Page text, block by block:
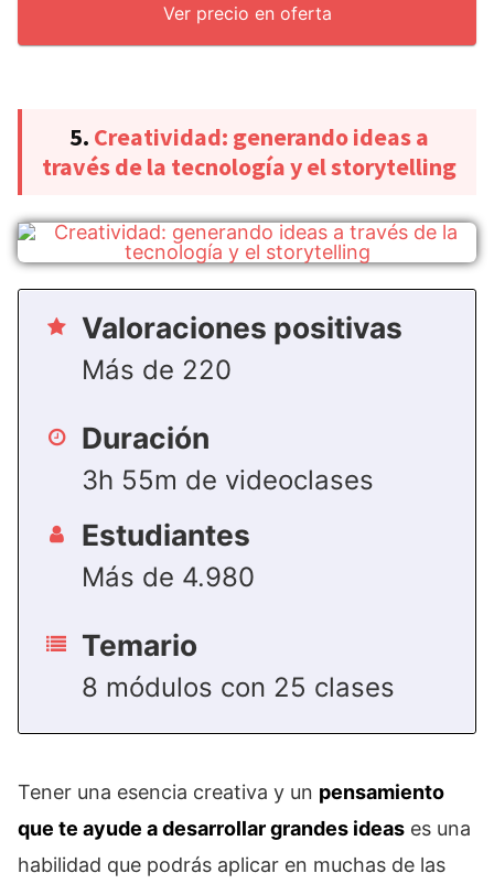
Ver precio en oferta
5. Creatividad: generando ideas a
través de la tecnología y el storytelling
Valoraciones positivas
Más de 220
Duración
3h 55m de videoclases
Estudiantes
Más de 4.980
Temario
8 módulos con 25 clases
Tener una esencia creativa y un pensamiento
que te ayude a desarrollar grandes ideas es una
habilidad que podrás aplicar en muchas de las